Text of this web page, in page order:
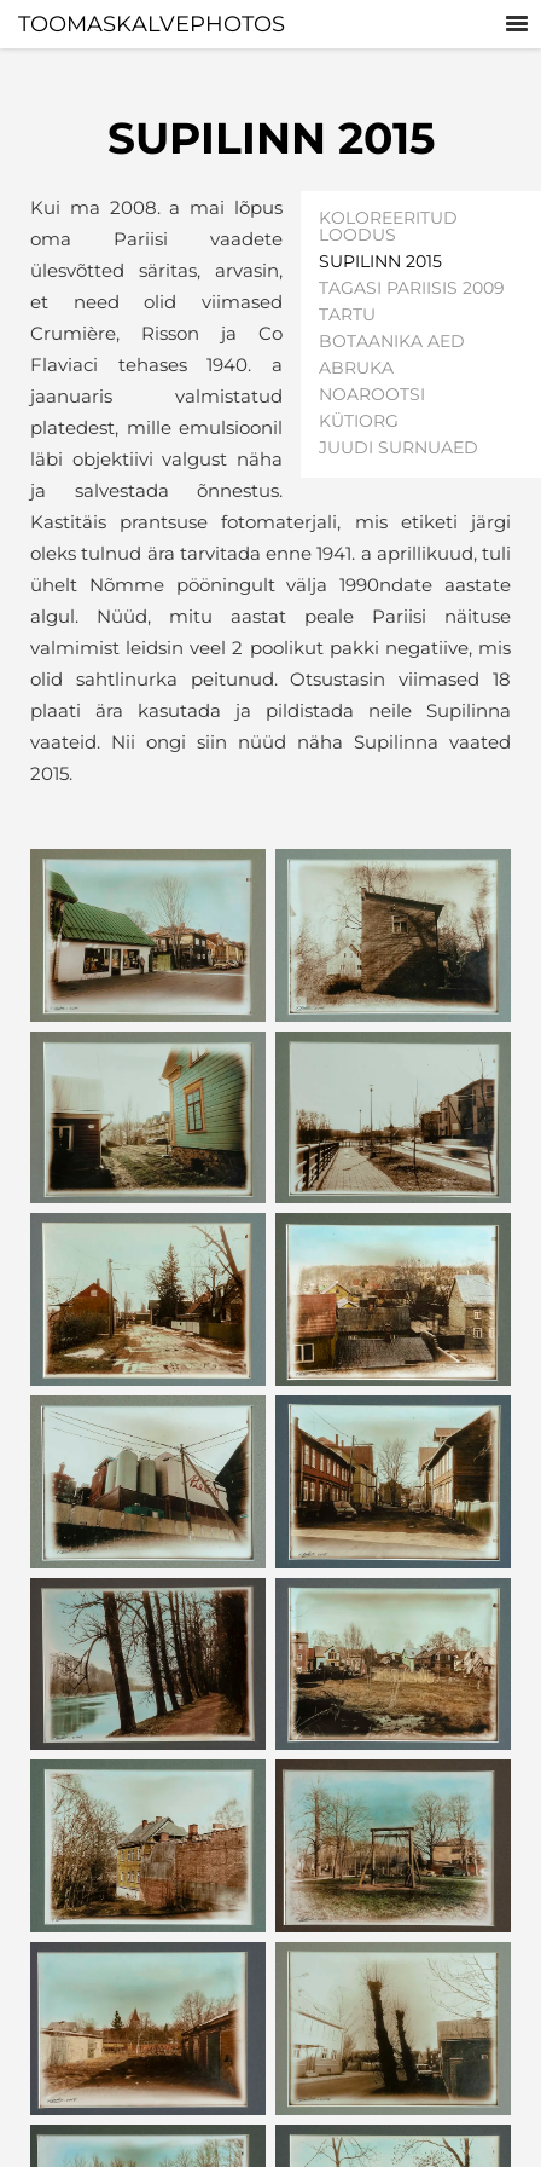
TOOMASKALVEPHOTOS
SUPILINN 2015
KOLOREERITUD
LOODUS
SUPILINN 2015
TAGASI PARIISIS 2009
TARTU
BOTAANIKA AED
ABRUKA
NOAROOTSI
KÜTIORG
JUUDI SURNUAED
Kui ma 2008. a mai lõpus
oma Pariisi vaadete
ülesvõtted säritas, arvasin,
et need olid viimased
Crumière, Risson ja Co
Flaviaci tehases 1940. a
jaanuaris valmistatud
platedest, mille emulsioonil
läbi objektiivi valgust näha
ja salvestada õnnestus.
Kastitäis prantsuse fotomaterjali, mis etiketi järgi
oleks tulnud ära tarvitada enne 1941. a aprillikuud, tuli
ühelt Nõmme pööningult välja 1990ndate aastate
algul. Nüüd, mitu aastat peale Pariisi näituse
valmimist leidsin veel 2 poolikut pakki negatiive, mis
olid sahtlinurka peitunud. Otsustasin viimased 18
plaati ära kasutada ja pildistada neile Supilinna
vaateid. Nii ongi siin nüüd näha Supilinna vaated
2015.